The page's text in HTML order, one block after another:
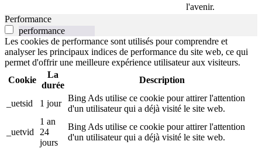
l'avenir.
Performance
performance
Les cookies de performance sont utilisés pour comprendre et
analyser les principaux indices de performance du site web, ce qui
permet d'offrir une meilleure expérience utilisateur aux visiteurs.
Cookie
La
durée
Description
_uetsid 1 jour
Bing Ads utilise ce cookie pour attirer l'attention
d'un utilisateur qui a déjà visité le site web.
_uetvid
1 an
24
jours
Bing Ads utilise ce cookie pour attirer l'attention
d'un utilisateur qui a déjà visité le site web.